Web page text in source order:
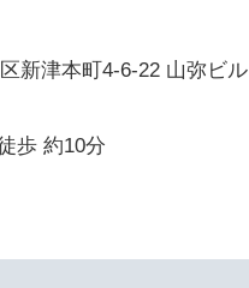
新津本町4-6-22 山弥ビル
歩 約10分